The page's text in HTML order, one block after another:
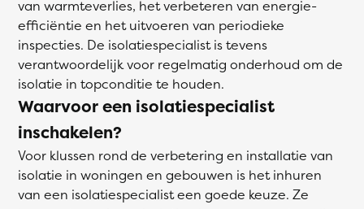
van warmteverlies, het verbeteren van energie-
efficiëntie en het uitvoeren van periodieke
inspecties. De isolatiespecialist is tevens
verantwoordelijk voor regelmatig onderhoud om de
isolatie in topconditie te houden.
Waarvoor een isolatiespecialist
inschakelen?
Voor klussen rond de verbetering en installatie van
isolatie in woningen en gebouwen is het inhuren
van een isolatiespecialist een goede keuze. Ze